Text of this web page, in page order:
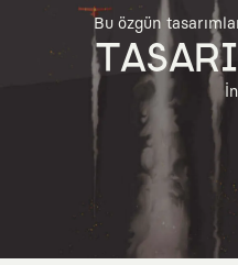
Bu özgün